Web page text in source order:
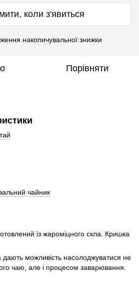
коли з'явиться
накопичувальної знижки
Порівняти
чайник
із жароміцного скла. Кришка
дають можливість насолоджуватися не
чаю, але і процесом заварювання.